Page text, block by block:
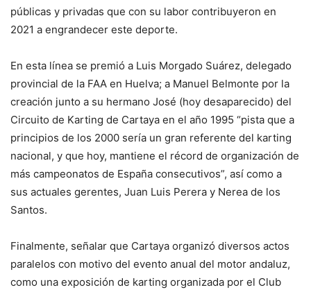
públicas y privadas que con su labor contribuyeron en
2021 a engrandecer este deporte.
En esta línea se premió a Luis Morgado Suárez, delegado
provincial de la FAA en Huelva; a Manuel Belmonte por la
creación junto a su hermano José (hoy desaparecido) del
Circuito de Karting de Cartaya en el año 1995 “pista que a
principios de los 2000 sería un gran referente del karting
nacional, y que hoy, mantiene el récord de organización de
más campeonatos de España consecutivos”, así como a
sus actuales gerentes, Juan Luis Perera y Nerea de los
Santos.
Finalmente, señalar que Cartaya organizó diversos actos
paralelos con motivo del evento anual del motor andaluz,
como una exposición de karting organizada por el Club